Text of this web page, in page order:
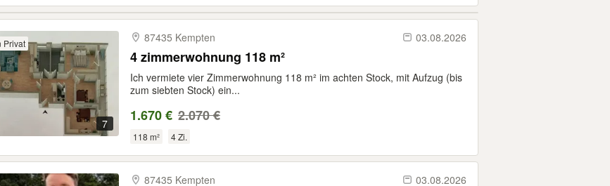
7
Privat 87435 Kempten 03.08.2026
4 zimmerwohnung 118 m²
Ich vermiete vier Zimmerwohnung 118 m² im achten Stock, mit Aufzug (bis
zum siebten Stock) ein...
1.670 € 2.070 €
118 m² 4 Zi.
87435 Kempten 03.08.2026